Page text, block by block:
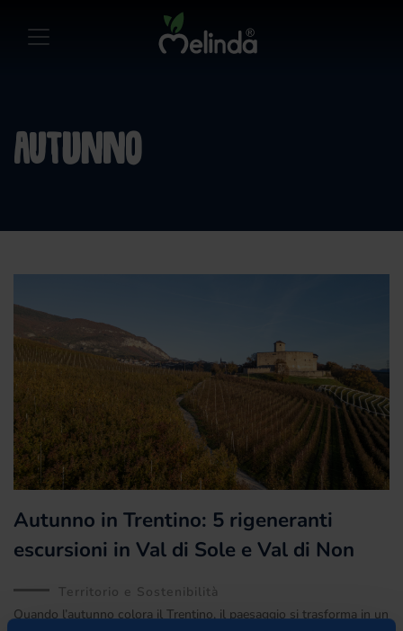
autunno
Autunno in Trentino: 5 rigeneranti
escursioni in Val di Sole e Val di Non
Territorio e Sostenibilità
Quando l’autunno colora il Trentino, il paesaggio si trasforma in un